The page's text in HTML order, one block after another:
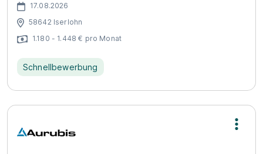
17.08.2026
58642 Iserlohn
1.180 - 1.448 € pro Monat
Schnellbewerbung